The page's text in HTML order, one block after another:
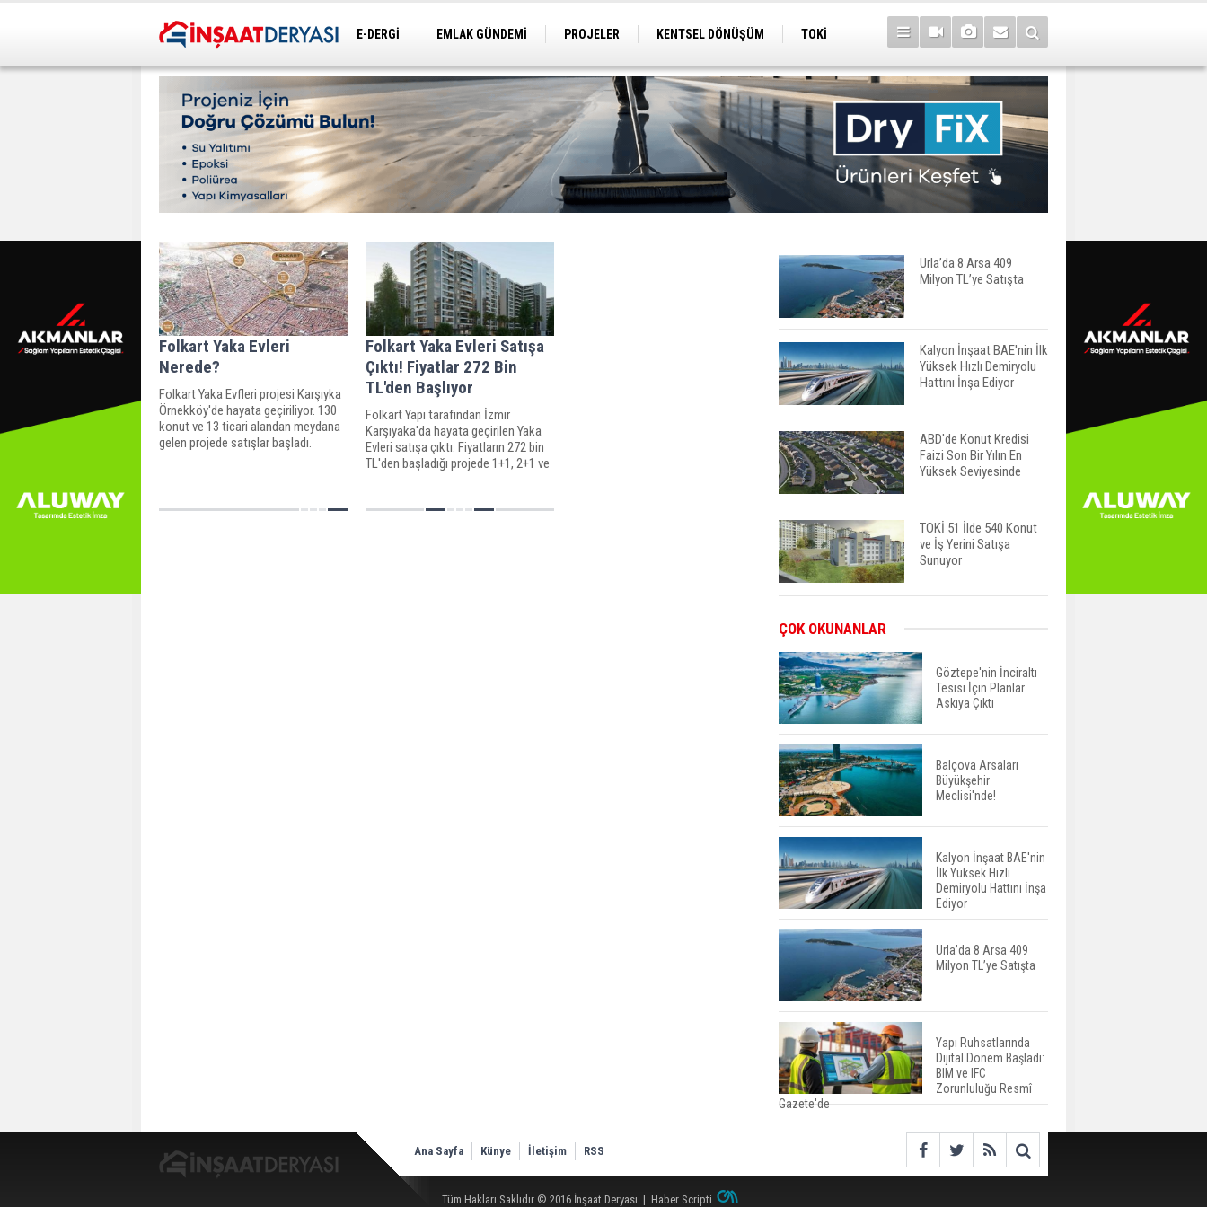
E-DERGİ EMLAK GÜNDEMİ PROJELER KENTSEL DÖNÜŞÜM
TOKİ
Folkart Yaka Evleri
Nerede?
Folkart Yaka Evfleri projesi Karşıyka
Örnekköy'de hayata geçiriliyor. 130
konut ve 13 ticari alandan meydana
gelen projede satışlar başladı.
Folkart Yaka Evleri Satışa
Çıktı! Fiyatlar 272 Bin
TL'den Başlıyor
Folkart Yapı tarafından İzmir
Karşıyaka'da hayata geçirilen Yaka
Evleri satışa çıktı. Fiyatların 272 bin
TL'den başladığı projede 1+1, 2+1 ve
Urla’da 8 Arsa 409
Milyon TL’ye Satışta
Kalyon İnşaat BAE'nin İlk
Yüksek Hızlı Demiryolu
Hattını İnşa Ediyor
ABD'de Konut Kredisi
Faizi Son Bir Yılın En
Yüksek Seviyesinde
TOKİ 51 İlde 540 Konut
ve İş Yerini Satışa
Sunuyor
Öne Çıkıyor
TOKİ'nin Kiralık Sosyal
Konut Modeli Kiraları
Düşürür Mü?
İkinci El Konut Fiyatları
Yüzde 16,2 Arttı
Konut Satışları Güçlü
Seyrini Korudu Yabancıya
Satış Geriledi
ABD'de İnşaat
Harcamaları Geriledi
Tercih Döneminde
Barınma Telaşı Başladı
ÇOK OKUNANLAR
Göztepe'nin İnciraltı
Tesisi İçin Planlar
Askıya Çıktı
Balçova Arsaları
Büyükşehir
Meclisi'nde!
Kalyon İnşaat BAE'nin
İlk Yüksek Hızlı
Demiryolu Hattını İnşa
Ediyor
Urla’da 8 Arsa 409
Milyon TL’ye Satışta
Yapı Ruhsatlarında
Dijital Dönem Başladı:
BIM ve IFC
Zorunluluğu Resmî
Gazete'de
Ana Sayfa Künye İletişim RSS
Tüm Hakları Saklıdır © 2016 İnşaat Deryası | Haber Scripti